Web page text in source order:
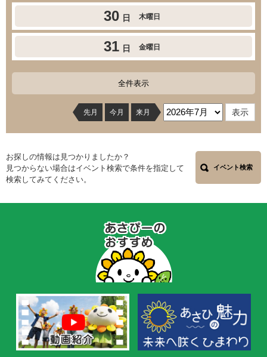
30 日 木曜日
31 日 金曜日
全件表示
先月 今月 来月
お探しの情報は見つかりましたか？
見つからない場合はイベント検索で条件を指定して
検索してみてください。
イベント検索
の
お
す
め